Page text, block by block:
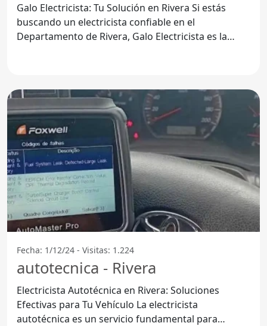
Galo Electricista: Tu Solución en Rivera Si estás
buscando un electricista confiable en el
Departamento de Rivera, Galo Electricista es la
Fecha: 1/12/24 - Visitas: 1.224
autotecnica - Rivera
Electricista Autotécnica en Rivera: Soluciones
Efectivas para Tu Vehículo La electricista
autotécnica es un servicio fundamental para